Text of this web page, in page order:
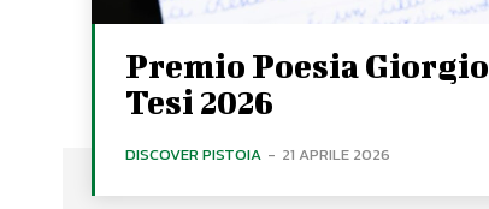
Premio Poesia Giorgio
Tesi 2026
DISCOVER PISTOIA - 21 APRILE 2026